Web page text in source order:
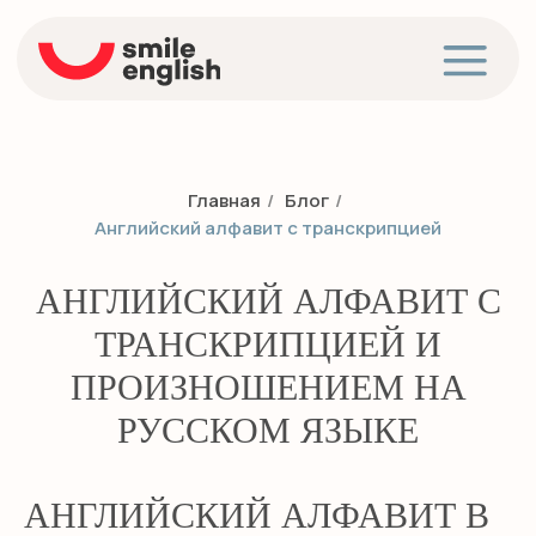
Главная / Блог /
Английский алфавит с транскрипцией
АНГЛИЙСКИЙ АЛФАВИТ С
ТРАНСКРИПЦИЕЙ И
ПРОИЗНОШЕНИЕМ НА
РУССКОМ ЯЗЫКЕ
АНГЛИЙСКИЙ АЛФАВИТ В